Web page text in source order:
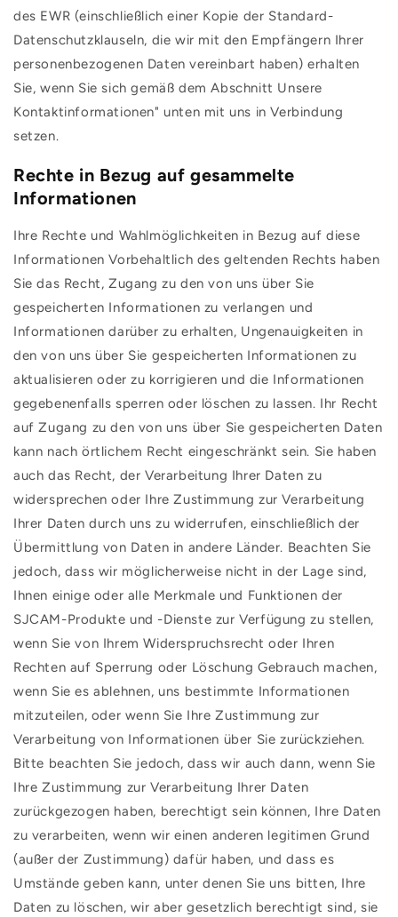
des EWR (einschließlich einer Kopie der Standard-
Datenschutzklauseln, die wir mit den Empfängern Ihrer
personenbezogenen Daten vereinbart haben) erhalten
Sie, wenn Sie sich gemäß dem Abschnitt Unsere
Kontaktinformationen" unten mit uns in Verbindung
setzen.
Rechte in Bezug auf gesammelte
Informationen
Ihre Rechte und Wahlmöglichkeiten in Bezug auf diese
Informationen Vorbehaltlich des geltenden Rechts haben
Sie das Recht, Zugang zu den von uns über Sie
gespeicherten Informationen zu verlangen und
Informationen darüber zu erhalten, Ungenauigkeiten in
den von uns über Sie gespeicherten Informationen zu
aktualisieren oder zu korrigieren und die Informationen
gegebenenfalls sperren oder löschen zu lassen. Ihr Recht
auf Zugang zu den von uns über Sie gespeicherten Daten
kann nach örtlichem Recht eingeschränkt sein. Sie haben
auch das Recht, der Verarbeitung Ihrer Daten zu
widersprechen oder Ihre Zustimmung zur Verarbeitung
Ihrer Daten durch uns zu widerrufen, einschließlich der
Übermittlung von Daten in andere Länder. Beachten Sie
jedoch, dass wir möglicherweise nicht in der Lage sind,
Ihnen einige oder alle Merkmale und Funktionen der
SJCAM-Produkte und -Dienste zur Verfügung zu stellen,
wenn Sie von Ihrem Widerspruchsrecht oder Ihren
Rechten auf Sperrung oder Löschung Gebrauch machen,
wenn Sie es ablehnen, uns bestimmte Informationen
mitzuteilen, oder wenn Sie Ihre Zustimmung zur
Verarbeitung von Informationen über Sie zurückziehen.
Bitte beachten Sie jedoch, dass wir auch dann, wenn Sie
Ihre Zustimmung zur Verarbeitung Ihrer Daten
zurückgezogen haben, berechtigt sein können, Ihre Daten
zu verarbeiten, wenn wir einen anderen legitimen Grund
(außer der Zustimmung) dafür haben, und dass es
Umstände geben kann, unter denen Sie uns bitten, Ihre
Daten zu löschen, wir aber gesetzlich berechtigt sind, sie